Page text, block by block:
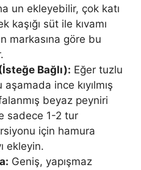
un ekleyebilir, çok katı
kaşığı süt ile kıvamı
markasına göre bu
Bağlı): Eğer tuzlu
ince kıyılmış
beyaz peyniri
sadece 1-2 tur
için hamura
ekleyin.
Geniş, yapışmaz